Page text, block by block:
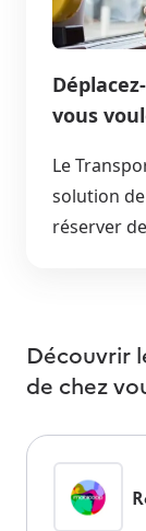
vous
Le
solution
réserver
Découvrir
de chez